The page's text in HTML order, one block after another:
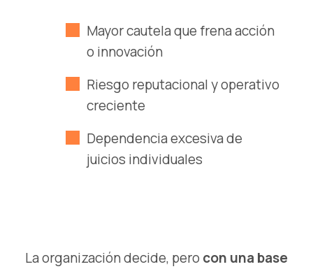
Mayor cautela que frena acción
o innovación
Riesgo reputacional y operativo
creciente
Dependencia excesiva de
juicios individuales
La organización decide, pero con una base